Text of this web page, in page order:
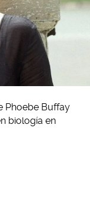
Phoebe Buffay
biología en